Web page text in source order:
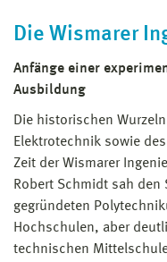
Die Wismarer
Anfänge einer
Ausbildung
Die historischen
Elektrotechnik sowie
Zeit der Wismarer
Robert Schmidt sah den
gegründeten
Hochschulen, aber
technischen